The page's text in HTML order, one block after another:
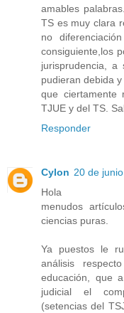
amables
TS es muy clara
no
consiguiente,los
jurisprudencia, a
pudieran debida
que ciertamente
TJUE y del TS.
Responder
Cylon 20 de
Hola
menudos
ciencias puras.
Ya puestos le
análisis
educación, que
judicial el
(setencias del